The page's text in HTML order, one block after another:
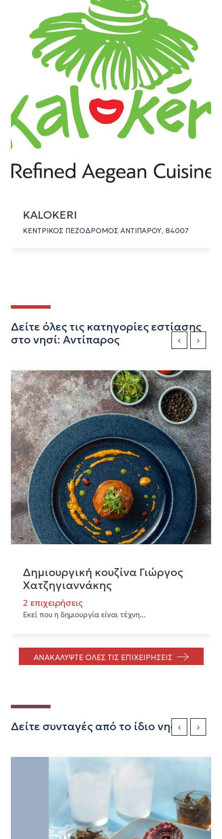
KALOKERI
ΚΕΝΤΡΙΚΟΣ ΠΕΖΟΔΡΟΜΟΣ ΑΝΤΙΠΑΡΟΥ, 84007
Δείτε όλες τις κατηγορίες εστίασης
στο νησί: Αντίπαρος
Δημιουργική κουζίνα Γιώργος
Χατζηγιαννάκης
2 επιχειρήσεις
Εκεί που η δημιουργία είναι τέχνη...
Previous Slide
Next
ΑΝΑΚΑΛΥΨΤΕ ΟΛΕΣ ΤΙΣ ΕΠΙΧΕΙΡΗΣΕΙΣ
Δείτε συνταγές από το ίδιο νησίPrevious Slide
Next